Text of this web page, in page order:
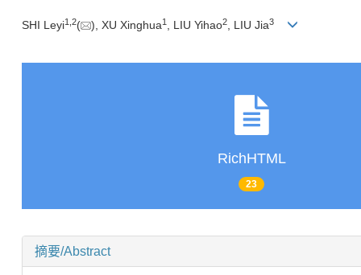
SHI Leyi1 2( ), XU Xinghua1 , LIU Yihao2 , LIU Jia3
RichHTML
23
摘要/Abstract